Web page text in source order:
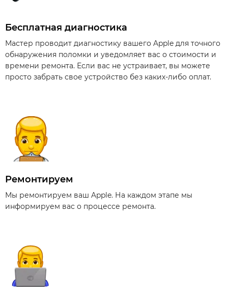
Бесплатная диагностика
Мастер проводит диагностику вашего Apple для точного
обнаружения поломки и уведомляет вас о стоимости и
времени ремонта. Если вас не устраивает, вы можете
просто забрать свое устройство без каких-либо оплат.
Ремонтируем
Мы ремонтируем ваш Apple. На каждом этапе мы
информируем вас о процессе ремонта.